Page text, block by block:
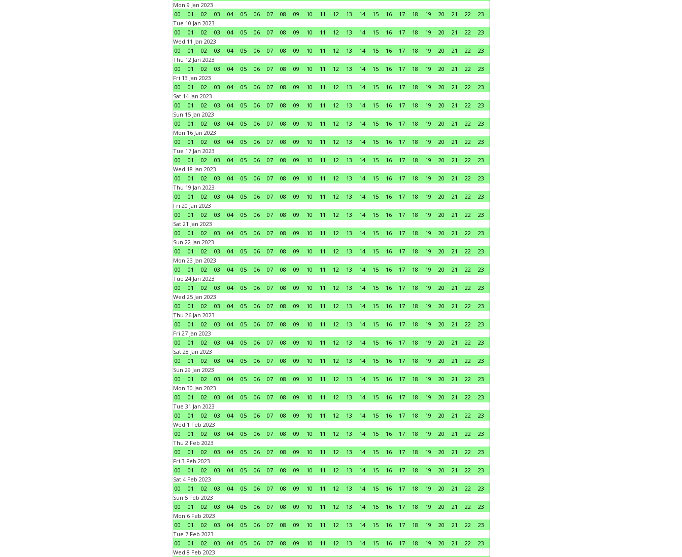
Mon 9 Jan 2023
00
01 02 03 04 05 06 07 08 09 10 11 12 13 14 15 16 17 18 19 20 21 22
23
Tue 10 Jan 2023
00
01 02 03 04 05 06 07 08 09 10 11 12 13 14 15 16 17 18 19 20 21 22
23
Wed 11 Jan 2023
00
01 02 03 04 05 06 07 08 09 10 11 12 13 14 15 16 17 18 19 20 21 22
23
Thu 12 Jan 2023
00
01 02 03 04 05 06 07 08 09 10 11 12 13 14 15 16 17 18 19 20 21 22
23
Fri 13 Jan 2023
00
01 02 03 04 05 06 07 08 09 10 11 12 13 14 15 16 17 18 19 20 21 22
23
Sat 14 Jan 2023
00
01 02 03 04 05 06 07 08 09 10 11 12 13 14 15 16 17 18 19 20 21 22
23
Sun 15 Jan 2023
00
01 02 03 04 05 06 07 08 09 10 11 12 13 14 15 16 17 18 19 20 21 22
23
Mon 16 Jan 2023
00
01 02 03 04 05 06 07 08 09 10 11 12 13 14 15 16 17 18 19 20 21 22
23
Tue 17 Jan 2023
00
01 02 03 04 05 06 07 08 09 10 11 12 13 14 15 16 17 18 19 20 21 22
23
Wed 18 Jan 2023
00
01 02 03 04 05 06 07 08 09 10 11 12 13 14 15 16 17 18 19 20 21 22
23
Thu 19 Jan 2023
00
01 02 03 04 05 06 07 08 09 10 11 12 13 14 15 16 17 18 19 20 21 22
23
Fri 20 Jan 2023
00
01 02 03 04 05 06 07 08 09 10 11 12 13 14 15 16 17 18 19 20 21 22
23
Sat 21 Jan 2023
00
01 02 03 04 05 06 07 08 09 10 11 12 13 14 15 16 17 18 19 20 21 22
23
Sun 22 Jan 2023
00
01 02 03 04 05 06 07 08 09 10 11 12 13 14 15 16 17 18 19 20 21 22
23
Mon 23 Jan 2023
00
01 02 03 04 05 06 07 08 09 10 11 12 13 14 15 16 17 18 19 20 21 22
23
Tue 24 Jan 2023
00
01 02 03 04 05 06 07 08 09 10 11 12 13 14 15 16 17 18 19 20 21 22
23
Wed 25 Jan 2023
00
01 02 03 04 05 06 07 08 09 10 11 12 13 14 15 16 17 18 19 20 21 22
23
Thu 26 Jan 2023
00
01 02 03 04 05 06 07 08 09 10 11 12 13 14 15 16 17 18 19 20 21 22
23
Fri 27 Jan 2023
00
01 02 03 04 05 06 07 08 09 10 11 12 13 14 15 16 17 18 19 20 21 22
23
Sat 28 Jan 2023
00
01 02 03 04 05 06 07 08 09 10 11 12 13 14 15 16 17 18 19 20 21 22
23
Sun 29 Jan 2023
00
01 02 03 04 05 06 07 08 09 10 11 12 13 14 15 16 17 18 19 20 21 22
23
Mon 30 Jan 2023
00
01 02 03 04 05 06 07 08 09 10 11 12 13 14 15 16 17 18 19 20 21 22
23
Tue 31 Jan 2023
00
01 02 03 04 05 06 07 08 09 10 11 12 13 14 15 16 17 18 19 20 21 22
23
Wed 1 Feb 2023
00
01 02 03 04 05 06 07 08 09 10 11 12 13 14 15 16 17 18 19 20 21 22
23
Thu 2 Feb 2023
00
01 02 03 04 05 06 07 08 09 10 11 12 13 14 15 16 17 18 19 20 21 22
23
Fri 3 Feb 2023
00
01 02 03 04 05 06 07 08 09 10 11 12 13 14 15 16 17 18 19 20 21 22
23
Sat 4 Feb 2023
00
01 02 03 04 05 06 07 08 09 10 11 12 13 14 15 16 17 18 19 20 21 22
23
Sun 5 Feb 2023
00
01 02 03 04 05 06 07 08 09 10 11 12 13 14 15 16 17 18 19 20 21 22
23
Mon 6 Feb 2023
00
01 02 03 04 05 06 07 08 09 10 11 12 13 14 15 16 17 18 19 20 21 22
23
Tue 7 Feb 2023
00
01 02 03 04 05 06 07 08 09 10 11 12 13 14 15 16 17 18 19 20 21 22
23
Wed 8 Feb 2023